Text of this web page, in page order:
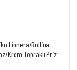
Linnera/Rollina
Krem Topraklı Priz